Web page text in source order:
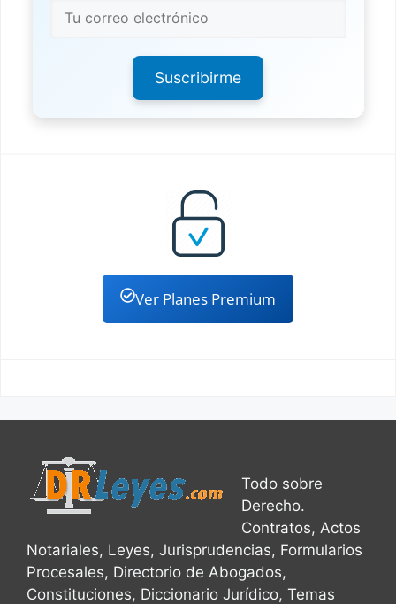
Suscribirme
Ver Planes Premium
Todo sobre
Derecho.
Contratos, Actos
Notariales, Leyes, Jurisprudencias, Formularios
Procesales, Directorio de Abogados,
Constituciones, Diccionario Jurídico, Temas